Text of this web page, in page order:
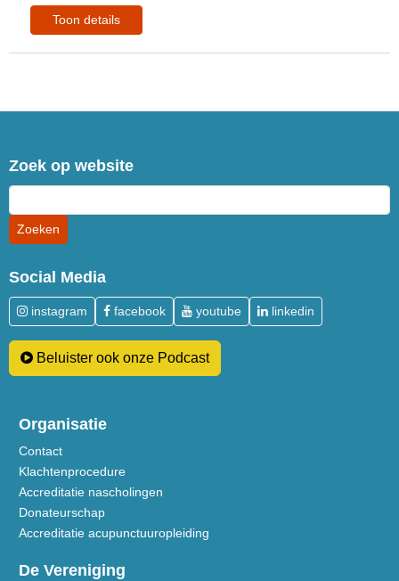
Toon details
Zoek op website
Social Media
instagram facebook youtube linkedin
Beluister ook onze Podcast
Organisatie
Contact
Klachtenprocedure
Accreditatie nascholingen
Donateurschap
Accreditatie acupunctuuropleiding
De Vereniging